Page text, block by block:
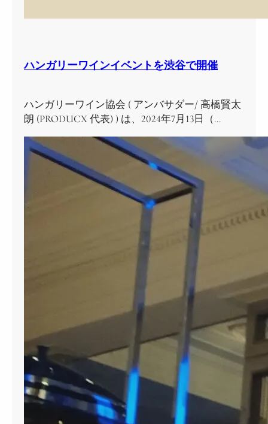
ハンガリーワインイベントを渋谷で開催
ハンガリーワイン協会 ( アンバサダー/ 高橋賢太
朗 (PRODUCX 代表) ) は、2024年7月13日（…